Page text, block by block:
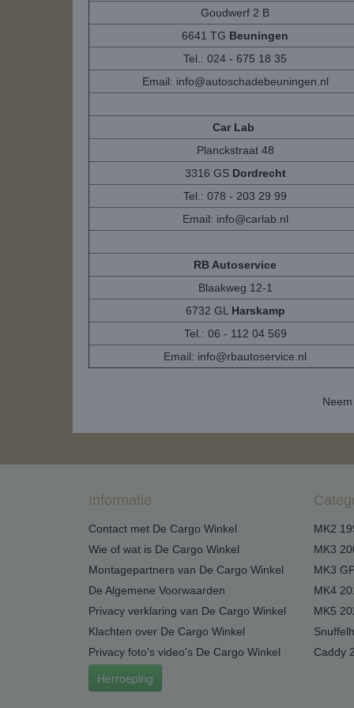
Goudwerf 2 B
6641 TG Beuningen
Tel.: 024 - 675 18 35
Email: info@autoschadebeuningen.nl
Car Lab
Planckstraat 48
3316 GS Dordrecht
Tel.: 078 - 203 29 99
Email: info@carlab.nl
RB Autoservice
Blaakweg 12-1
6732 GL Harskamp
Tel.: 06 - 112 04 569
Email: info@rbautoservice.nl
Informatie
Contact met De Cargo Winkel
Wie of wat is De Cargo Winkel
Montagepartners van De Cargo Winkel
De Algemene Voorwaarden
Privacy verklaring van De Cargo Winkel
Klachten over De Cargo Winkel
Privacy foto's video's De Cargo Winkel
Herroeping
MK2
MK3
MK3
MK4
MK5
Caddy